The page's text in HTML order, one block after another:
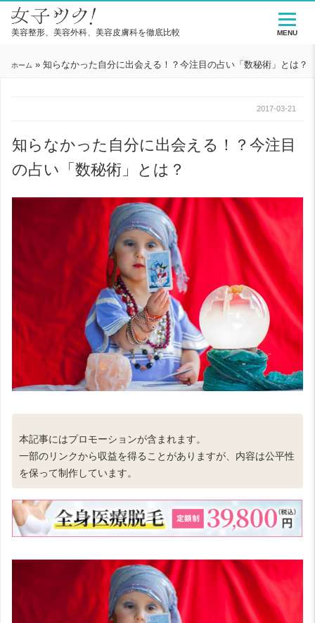
美容整形、美容外科、美容皮膚科を徹底比較
ホーム » 知らなかった自分に出会える！？今注目の占い「数秘術」とは？
2017-03-21
知らなかった自分に出会える！？今注目
の占い「数秘術」とは？
本記事にはプロモーションが含まれます。
一部のリンクから収益を得ることがありますが、内容は公平性
を保って制作しています。
MENU